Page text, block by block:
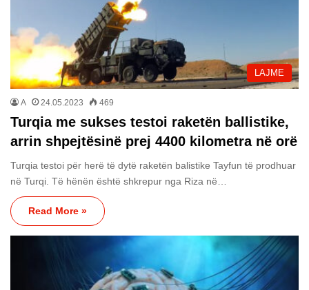
LAJME
A 24.05.2023 469
Turqia me sukses testoi raketën ballistike,
arrin shpejtësinë prej 4400 kilometra në orë
Turqia testoi për herë të dytë raketën balistike Tayfun të prodhuar
në Turqi. Të hënën është shkrepur nga Riza në…
Read More »